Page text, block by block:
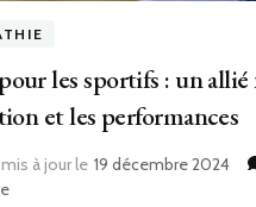
les sportifs : un
et les performances
mis à jour le 19 décembre 2024
sur